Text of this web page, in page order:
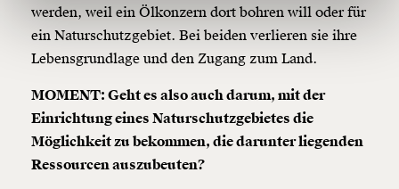
150€ €
Du erhältst eine E-Mail mit deiner
Geschenkurkunde im PDF-Format, welche Du
ausdrucken oder weiterleiten und verschenken
kannst.
werden, weil ein Ölkonzern dort bohren will oder für
ein Naturschutzgebiet. Bei beiden verlieren sie ihre
Lebensgrundlage und den Zugang zum Land.
MOMENT: Geht es also auch darum, mit der
Einrichtung eines Naturschutzgebietes die
Möglichkeit zu bekommen, die darunter liegenden
Ressourcen auszubeuten?